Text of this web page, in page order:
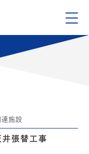
連施設
井張替工事